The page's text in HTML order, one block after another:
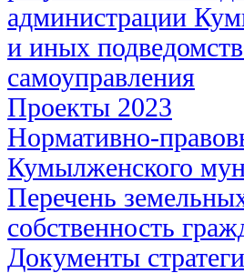
администрации
и иных
самоуправления
Проекты 2023
Нормативно-
Кумылженского
Перечень
собственность
Документы